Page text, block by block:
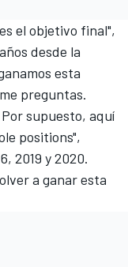
el objetivo final",
desde la
esta
preguntas.
supuesto, aquí
positions",
2019 y 2020.
a ganar esta